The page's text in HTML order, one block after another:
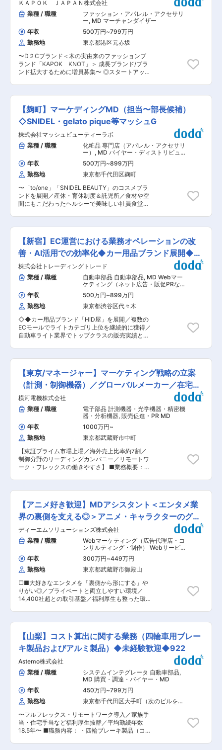
ンの確認 ・予算策定と販売進捗管理 ・マーケテ
ィング計画の策定 ・SKU管理、仕入計画の策定
・グローバル連携（他販社との情報共有、連携）
・商品情報管理 ■組織構成 オウンドチャネル統
括本部 マーチャンダイジング室 マーチャンダイ
ジング課13名 20代6名、30代4名、40代３名／
男女比約6：4 若手が中心となって活躍している
組織で、新しい事への挑戦を歓迎するカルチャー
があります。中途入社者も活躍中です！ ■働き方
フルフレックス、月平均15時間以下（繁忙あり）
と、働きやすい環境が整っています ・韓国出張あ
券やホテル手配は会社がサポート、コーポレート
カード支給のため立替負担なし。ストレス少なく
出張対応が可能です 変更の範囲：会社の定める業
務
略との統合など幅広く携わって頂きます。 ※木の
実由来のファッションブランド「KAPOK
KNOT」をD２Cブランド。ミッションは「世界中
にサスティナブルで機能的な素材を届ける」こと
です。 ◎東京出張がございます。 ■業務詳細：
・ブランドの方向性・世界観の策定 ・ブランドメ
ッセージ・コンセプト立案 ・ブランド価値・アイ
デンティティの維持・強化 ・PR／広告／マーケ
ティング施策との統合プランニング ・商品づく
り〜販売戦略までの一連のプロセスを踏まえた、
コミュニケーション戦略設計 ■組織構成：MD・
◎「KAPOK KNOT」https://kapok-
knot.com/pages/story 東南アジアなどに自生し
ている樹木「カポック」の実から繊維を採取し、
中綿に使ったコートを開発したしています。 湿気
を吸って発熱するほか、繊維の中が空洞で空気を
含むため、羽毛をつかった「ダウンコート」並み
の暖かさを得られます。 樹木の伐採や鳥の羽を引
き抜く必要がなく、環境負荷の小さい服です。 ◎
経済産業省・JETRO主催「J-Startup Impact」選
定。 既存のアパレル業界の構造を変える可能性を
高く評価されています。 ■取扱いアイテム： ◎価
格一例：コート44000円、ワンピース28000円
など ■取引先：株式会社デサント・株式会社ヘラ
VOGUE/WWD/ELLE/HUFFPOSE/WBS/MBS/日経
新聞・その他テレビ、雑誌など出演多数 変更の範
ＫＡＰＯＫ ＪＡＰＡＮ株式会社
業種 / 職種
ファッション・アパレル・アクセサリ
ー, MD マーチャンダイザー
年収
500万円~799万円
勤務地
東京都港区元赤坂
〜D２Cブランド＜木の実由来のファッションブ
ランド「KAPOK KNOT」＞ 成長ブランド/ブラ
ンド拡大するために増員募集〜 ◎スタートアップ
『KAPOK KNOT』のブランディングやコミュニ
ケーション戦略のマネジメントを担当をお願いし
ます。 ブランドの方向性の策定、メッセージやコ
ンセプト立案、ブランド価値の向上、ブランドア
イデンティティの管理、広告やマーケティング戦
略との統合など幅広く携わって頂きます。 ※木の
実由来のファッションブランド「KAPOK
KNOT」をD２Cブランド。ミッションは「世界中
にサスティナブルで機能的な素材を届ける」こと
です ■業務詳細： ・ブランドの方向性・世界観
の策定 ・ブランドメッセージ・コンセプト立案
・ブランド価値・アイデンティティの維持・強化
・PR／広告／マーケティング施策との統合プラン
ニング ・商品づくり〜販売戦略までの一連のプロ
セスを踏まえた、コミュニケーション戦略設計 ◎
ブランド戦略からマーケティング、クリエイティ
在籍しております。（社員3名・業務委託12名ほ
ど） ■自社ブランド： ◎「KAPOK KNOT」
https://kapok-knot.com/pages/story 東南アジア
などに自生している樹木「カポック」の実から繊
維を採取し、中綿に使ったコートを開発したして
います。 湿気を吸って発熱するほか、繊維の中が
空洞で空気を含むため、羽毛をつかった「ダウン
コート」並みの暖かさを得られます。 樹木の伐採
や鳥の羽を引き抜く必要がなく、環境負荷の小さ
い服です。 ◎経済産業省・JETRO主催「J-
Startup Impact」選定。 既存のアパレル業界の構
造を変える可能性を高く評価されています。 ■取
扱いアイテム： ◎価格一例：コート44000円、
ント・株式会社ヘラルボニ・株式会社DEPT、他
■メディア：
新聞・その他テレビ、雑誌など出演多数 変更の範
囲：会社の定める業務
【麹町】マーケディングMD（担当〜部長候補）
◇SNIDEL・gelato pique等マッシュG
株式会社マッシュビューティーラボ
業種 / 職種
化粧品 専門店（アパレル・アクセサリ
ー） , MD バイヤー・ディストリビュー
ター
年収 500万円~899万円
勤務地
東京都千代田区麹町
〜「to/one」「SNIDEL BEAUTY」のコスメブラ
ンドを展開／産休・育休制度＆託児所／食材や空
間にもこだわったヘルシーで美味しい社員食堂〜
上最大化/発注・在庫の最適化に従事していただき
ます。 社内外ステークホルダーとのコミュニケー
ション、特に店舗との密なコミュニケーションが
必須となる業務です。 ■具体的な業務内容： ・
取扱製品（SKU）の管理/最適化（店頭/ECでの取
扱継続の決定等）、プライベートブランドの販売
強化アイテムの選定、発注量コントロールをはじ
めとした、販売最大化と製造・在庫最適化に向け
た施策検討と実行 ・各店舗、EC本部と連携した
製品販売計画の策定 ・上記に伴うデータ作成、分
析業務、帳票作成（売上・在庫・消化率等） ・製
品のSTP・競合分析、プロモーション施策の運
用、プライシングなどプロダクトマーケティング
業務 等 ■当社展開のコスメブランド：
「Cosme Kitchen」「to/one」「SNIDEL
BEAUTY」「Celvoke」などを展開。 ひとりの個
ことで、内側からの美しさも追求。ナチュラルな
ライフスタイルをこれから楽しみたい方にも、オ
ーガニックに精通した方にも、やさしさとこだわ
りにあふれた商品・サービスを提供しています。
■マッシュグループに関して： 「SNIDEL」や
「gelato pique」など多くのファッションブラン
ドや、「Cosme Kitchen」等を展開する会社で
す。マッシュビューティーラボはオーガニック＆
ナチュラルを軸にオリジナル＆セレクトのコスメ
ブランドを扱う会社になります。また、風通しの
良い環境で、職種やポジションなどに関係なく意
見が闊達にかわされる社風です。 変更の範囲：組
織変更や異動に伴い弊社事業に関連する業務の範
【新宿】EC運営における業務オペレーションの改
善・AI活用での効率化◆カー用品ブランド展開◆土
日祝休
株式会社トレーディングトレード
業種 / 職種
自動車部品 自動車部品, MD Webマー
ケティング（ネット広告・販促PRな
ど）
年収 500万円~899万円
勤務地
東京都渋谷区代々木
◇◆カー用品ブランド「HID屋」を展開／複数の
ECモールでライトカテゴリ上位を継続的に獲得／
自動車ライト業界でトップクラスの販売実績と人
を理解しながら、Claude Code を中心にAIを活用
し、現場改善・業績UPを推進できる方を募集し
ます。 EC運営の現場に深く入り込み、AIを使っ
て ・業務時間を減らす ・ミスを減らす ・売上と
利益の伸びにつなげる ことを担っていただきま
す。 単なるAI活用ではなく、現場で使われ続ける
仕組みを作ることが役割です。 ■具体的な業務内
容： ・EC運営業務の棚卸しと、改善余地の洗い
出し ・Claude Codeを活用した業務効率化の設
計・実装・運用 ・商品登録、商品ページ改善、在
庫管理、受注処理、問い合わせ対応、レポート作
成などの業務改善 ・モール運営データや販売デー
タの整理、見える化、分析補助 ・各部署で使える
AI活用ルール、テンプレート、運用フローの整備
・社内メンバーへの導入支援、使い方の定着支援
・改善施策の効果測定と、継続的な改善提案 ・売
「HID屋」を通じて、車・バイク向けライト製品
を中心としたカー用品の企画・設計・販売を行っ
ています。ヘッドライトやフォグランプ、ウイン
カーなど多彩な製品を展開し、ものづくりとECの
両面から事業を成長させている会社です。 ■応募
時にご提出いただきたい内容： ・EC運営の実務
経験がわかる経歴 ・これまでに行った業務改善の
具体例 ・AI活用による改善実績 ・数字で説明で
きる成果 ・利用経験のあるツールや環境 ・HID屋
で改善できそうだと考えるテーマがあれば簡単な
提案 変更の範囲：会社の定める業務
【東京/マネージャー】マーケティング戦略の立案
（計測・制御機器）／グローバルメーカー／在宅勤
務可
横河電機株式会社
業種 / 職種
電子部品 計測機器・光学機器・精密機
器・分析機器, 販売促進・PR MD
年収
1000万円~
勤務地
東京都武蔵野市中町
【東証プライム市場上場／海外売上比率約7割／
制御分野のリーディングカンパニー／リモートワ
ーク・フレックスの働きやすさ】 ■業務概要：
す。 ■業務詳細： ・営業部門と連携した営業戦
略・販売戦略の可視化および策定支援 ・マーケテ
ィングプロモーション・コミュニケーション施策
への落とし込み ・市場・顧客データや営業情報の
分析にもとづく課題抽出と戦略立案 ・部門横断で
のステークホルダー調整（営業、事業部、海外拠
点など） ・マーケティング施策全体の進捗管理、
予算管理、成果検証 ・部門のマネジメント業務
■働き方： 残業時間は20時間/月程度、土日祝休
みとなり、在宅勤務やフレックス制度も導入して
おり、柔軟に働ける環境を整備しております。 ■
配属先： 配属先となる横河プロダクト本部マーケ
ティング統括部は当社の製品（計測機器・制御機
器）に関するマーケティング戦略の立案・実行・
効果検証を行う部門となります。マーケティング
統括部の中にはマーケティング戦略、プロモーシ
コミュニケーションのマネジメント業務をお任せ
致します。 ■やりがい： 横河電機の事業成長に
直接関わる“営業×マーケティング”の中核を担え
るポジションで、プロモーション／マーコム／営
業戦略を一体として動かし、組織横断で成果を創
出する経験が積めます。また、当社がグローバル
に展開しており、業務でもグローバル拠点と関わ
ることが多く、グローバルに活躍できる環境で
す。 ■当社について： 当社は制御分野における
グローバルカンパニーで関係会社が国内13社、海
外115社あり、国内シェア・世界シェア共にトッ
プクラスを誇ります。取引企業数は1万社以上を
超え、各業界のメーカーや地方自治体、公共団体
フラを支えております。
【アニメ好き歓迎】MDアシスタント＜エンタメ業
界の裏側を支える◎＞アニメ・キャラクターのグッ
ズ製作
ディーエムソリューションズ株式会社
業種 / 職種
Webマーケティング（広告代理店・コ
ンサルティング・制作） Webサービ
ス・Webメディア（EC・ポータル・ソ
ーシャル）, MD マーケティング・広報
アシスタント
年収 300万円~449万円
勤務地
東京都武蔵野市御殿山
□■大好きなエンタメを「裏側から形にする」や
りがい◎／プライベートと両立しやすい環境／
14,400社超との取引基盤／福利厚生も整った環
業として立ち上げるIPビジネス領域にて、アニメ
やキャラクターのグッズ製作などを裏側から支え
る「MDアシスタント」を募集します。 事業の主
軸（約9割）となる自社発のグッズブランド展開
（MD事業）を中心に、イベント企画などのタイ
アップ事業（約1割）にも携わっていただきま
す。グッズ製作における進行管理やバックオフィ
ス業務全般をお任せします。 ■具体的に： ＜進
行管理・バックオフィス業務＞ ・進捗管理リスト
の更新、梱包指示書の作成 ・契約回りなどのバッ
クオフィス業務全般 ・仕入れ先（サプライヤー）
管理・監修＞ ・入稿データの確認、サンプルの品
質チェック ・版元などとの監修のやり取り ＜営
業・提案サポート＞ ・営業資料の作成補助、受注
データの管理・照合 ・広告配信周りの手配（デジ
【山梨】コスト算出に関する業務（四輪車用ブレー
キ製品およびアルミ製品）◆未経験歓迎◆922
Astemo株式会社
業種 / 職種
システムインテグレータ 自動車部品,
MD 購買・調達・バイヤー・MD
年収
450万円~799万円
勤務地
東京都千代田区大手町（次のビルを除
〜フルフレックス・リモートワーク導入／家族手
当・住宅手当など福利厚生抜群／平均勤続年数
18.5年〜 ■職務内容： ・四輪ブレーキ製品（コン